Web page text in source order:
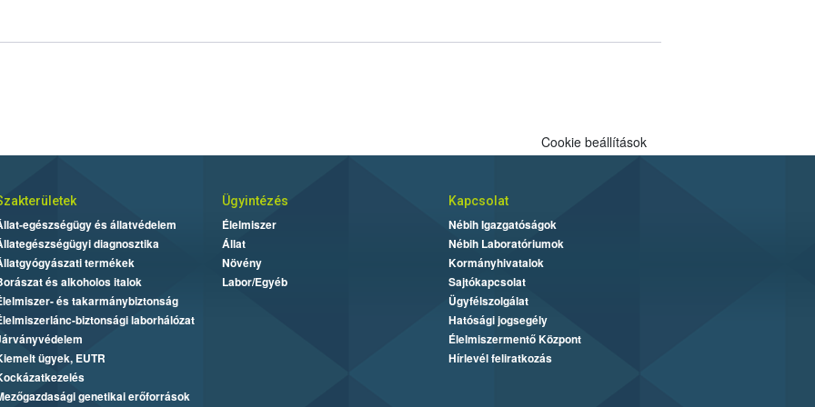
Cookie beállítások
egészségügy és állatvédelem
diagnosztika
termékek
és alkoholos italok
és takarmánybiztonság
biztonsági laborhálózat
ügyek, EUTR
genetikai erőforrások
Ügyintézés
Élelmiszer
Állat
Növény
Labor/Egyéb
Kapcsolat
Nébih Igazgatóságok
Nébih Laboratóriumok
Kormányhivatalok
Sajtókapcsolat
Ügyfélszolgálat
Hatósági jogsegély
Élelmiszermentő Központ
Hírlevél feliratkozás